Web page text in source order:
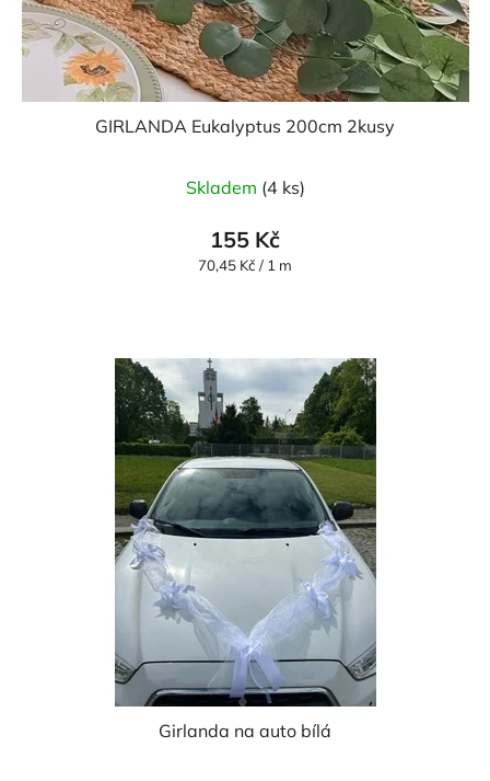
GIRLANDA Eukalyptus 200cm 2kusy
Skladem (4 ks)
155 Kč
Měrná
70,45 Kč / 1 m
Girlanda na auto bílá